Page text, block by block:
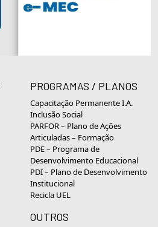
PROGRAMAS / PLANOS
Capacitação Permanente I.A.
Inclusão Social
PARFOR – Plano de Ações
Articuladas – Formação
PDE – Programa de
Desenvolvimento Educacional
PDI – Plano de Desenvolvimento
Institucional
Recicla UEL
OUTROS